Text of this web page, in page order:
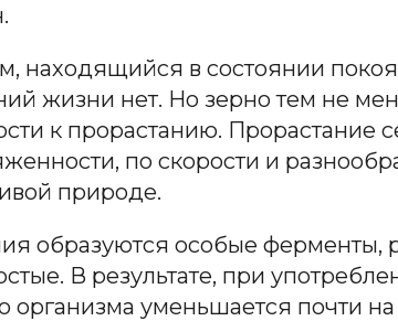
находящийся в состоянии
жизни нет. Но зерно тем не
к прорастанию. Прорастание
по скорости и
природе.
образуются особые
В результате, при
организма уменьшается почти